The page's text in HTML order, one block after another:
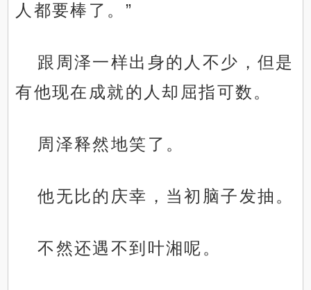
人都要棒了。”
跟周泽一样出身的人不少，但是
有他现在成就的人却屈指可数。
周泽释然地笑了。
他无比的庆幸，当初脑子发抽。
不然还遇不到叶湘呢。